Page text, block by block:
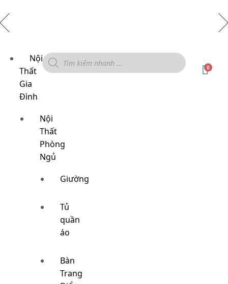
Nội
Thất
Gia
Đình
Nội
Thất
Phòng
Ngủ
Giường
Tủ
quần
áo
Bàn
Trang
0